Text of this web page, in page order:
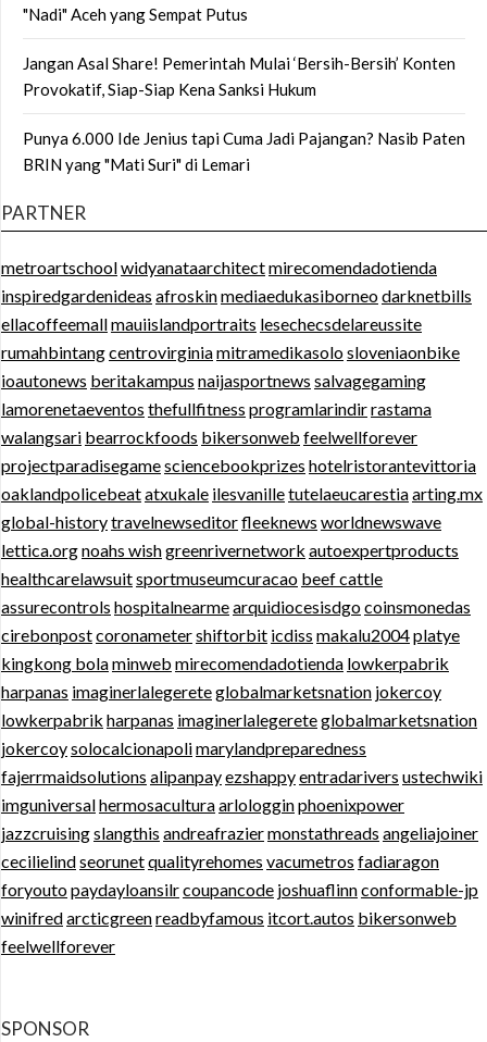
"Nadi" Aceh yang Sempat Putus
Jangan Asal Share! Pemerintah Mulai ‘Bersih-Bersih’ Konten
Provokatif, Siap-Siap Kena Sanksi Hukum
Punya 6.000 Ide Jenius tapi Cuma Jadi Pajangan? Nasib Paten
BRIN yang "Mati Suri" di Lemari
PARTNER
metroartschoolwidyanataarchitectmirecomendadotienda
inspiredgardenideas afroskinmediaedukasiborneodarknetbills
ellacoffeemallmauiislandportraits lesechecsdelareussite
rumahbintangcentrovirginiamitramedikasolosloveniaonbike
ioautonews beritakampus naijasportnews salvagegaming
lamorenetaeventos thefullfitness programlarindirrastama
walangsari bearrockfoods bikersonweb feelwellforever
projectparadisegamesciencebookprizes hotelristorantevittoria
oaklandpolicebeatatxukale ilesvanilletutelaeucarestiaarting.mx
global-historytravelnewseditorfleeknews worldnewswave
lettica.orgnoahs wishgreenrivernetwork autoexpertproducts
healthcarelawsuitsportmuseumcuracao beef cattle
assurecontrols hospitalnearmearquidiocesisdgocoinsmonedas
cirebonpostcoronametershiftorbit icdiss makalu2004platye
kingkong bolaminweb mirecomendadotienda lowkerpabrik
harpanas imaginerlalegereteglobalmarketsnation jokercoy
lowkerpabrik harpanas imaginerlalegereteglobalmarketsnation
jokercoysolocalcionapolimarylandpreparedness
fajerrmaidsolutions alipanpayezshappyentradarivers ustechwiki
imguniversalhermosaculturaarlologginphoenixpower
jazzcruisingslangthis andreafraziermonstathreads angeliajoiner
cecilielindseorunetqualityrehomes vacumetros fadiaragon
foryoutopaydayloansilrcoupancode joshuaflinnconformable-jp
winifredarcticgreenreadbyfamous itcort.autos bikersonweb
feelwellforever
SPONSOR